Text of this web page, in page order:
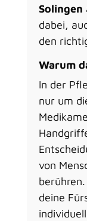
Solingen
dabei,
den
Warum
In der
nur um
von
deine